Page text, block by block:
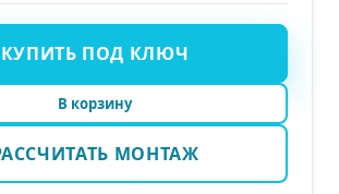
КУПИТЬ ПОД КЛЮЧ
В корзину
МОНТАЖ